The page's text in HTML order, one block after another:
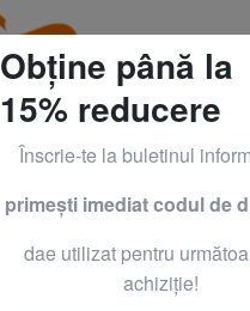
70% Numai până
ARMANI
Obține până la
15% reducere
Înscrie-te la buletinul
primeşti imediat codul de
dae utilizat pentru
achiziţie!